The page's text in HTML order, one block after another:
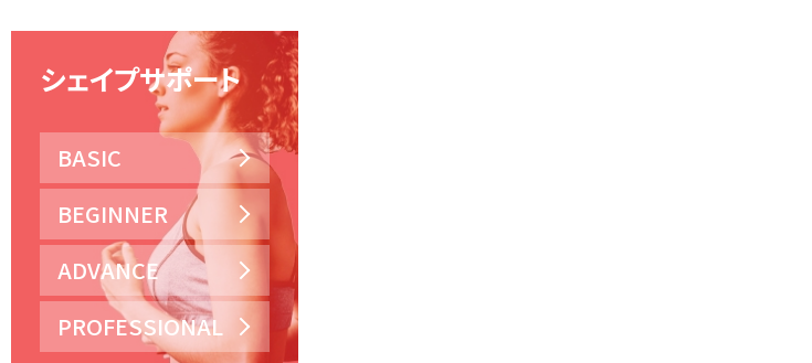
シェイプサポート
BASIC
BEGINNER
ADVANCE
PROFESSIONAL